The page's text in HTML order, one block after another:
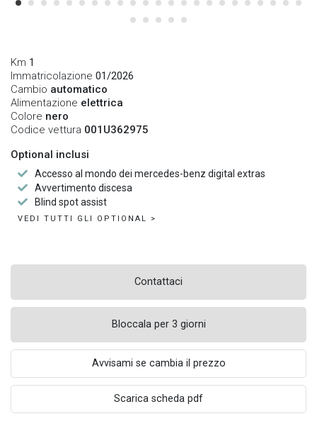
Km 1
Immatricolazione 01/2026
Cambio automatico
Alimentazione elettrica
Colore nero
Codice vettura 001U362975
Optional inclusi
Accesso al mondo dei mercedes-benz digital extras
Avvertimento discesa
Blind spot assist
VEDI TUTTI GLI OPTIONAL >
Contattaci
Bloccala per 3 giorni
Avvisami se cambia il prezzo
Scarica scheda pdf